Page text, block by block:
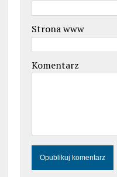
Strona www
Komentarz